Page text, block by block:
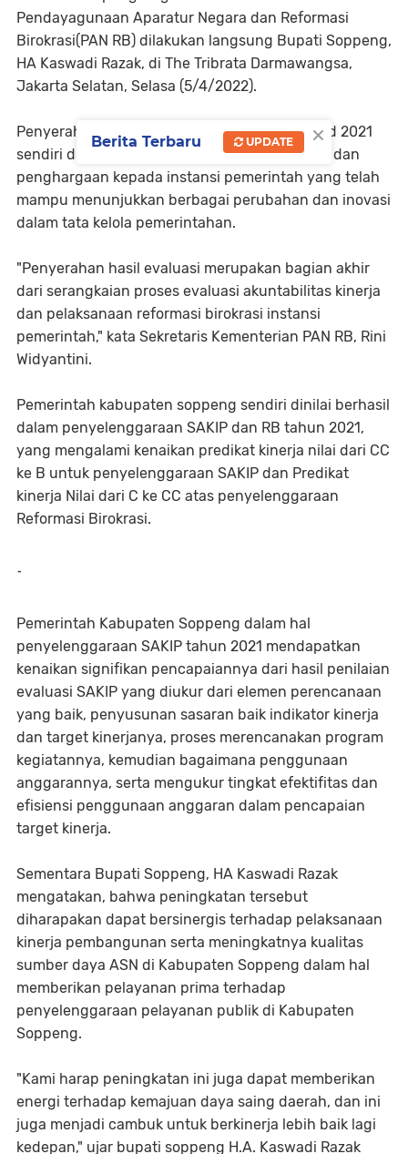
Pendayagunaan Aparatur Negara dan Reformasi
Birokrasi(PAN RB) dilakukan langsung Bupati Soppeng,
HA Kaswadi Razak, di The Tribrata Darmawangsa,
Jakarta Selatan, Selasa (5/4/2022).
Penyerahan hasil evaluasi Sakip dan RB Award 2021
sendiri dilaksanakan sebagai bentuk apresiasi dan
penghargaan kepada instansi pemerintah yang telah
mampu menunjukkan berbagai perubahan dan inovasi
dalam tata kelola pemerintahan.
"Penyerahan hasil evaluasi merupakan bagian akhir
dari serangkaian proses evaluasi akuntabilitas kinerja
dan pelaksanaan reformasi birokrasi instansi
pemerintah," kata Sekretaris Kementerian PAN RB, Rini
Widyantini.
Pemerintah kabupaten soppeng sendiri dinilai berhasil
dalam penyelenggaraan SAKIP dan RB tahun 2021,
yang mengalami kenaikan predikat kinerja nilai dari CC
ke B untuk penyelenggaraan SAKIP dan Predikat
kinerja Nilai dari C ke CC atas penyelenggaraan
Reformasi Birokrasi.
-
Pemerintah Kabupaten Soppeng dalam hal
penyelenggaraan SAKIP tahun 2021 mendapatkan
kenaikan signifikan pencapaiannya dari hasil penilaian
evaluasi SAKIP yang diukur dari elemen perencanaan
yang baik, penyusunan sasaran baik indikator kinerja
dan target kinerjanya, proses merencanakan program
kegiatannya, kemudian bagaimana penggunaan
anggarannya, serta mengukur tingkat efektifitas dan
efisiensi penggunaan anggaran dalam pencapaian
target kinerja.
Sementara Bupati Soppeng, HA Kaswadi Razak
mengatakan, bahwa peningkatan tersebut
diharapakan dapat bersinergis terhadap pelaksanaan
kinerja pembangunan serta meningkatnya kualitas
sumber daya ASN di Kabupaten Soppeng dalam hal
memberikan pelayanan prima terhadap
penyelenggaraan pelayanan publik di Kabupaten
Soppeng.
"Kami harap peningkatan ini juga dapat memberikan
energi terhadap kemajuan daya saing daerah, dan ini
juga menjadi cambuk untuk berkinerja lebih baik lagi
kedepan," ujar bupati soppeng H.A. Kaswadi Razak
×
Berita Terbaru UPDATE